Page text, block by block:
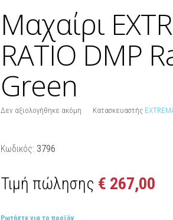
Μαχαίρι
RATIO DMP
Green
Δεν αξιολογήθηκε ακόμη Κατασκευαστής
Κωδικός: 3796
Τιμή πώλησης € 267,00
Ρωτήστε για το προϊόν